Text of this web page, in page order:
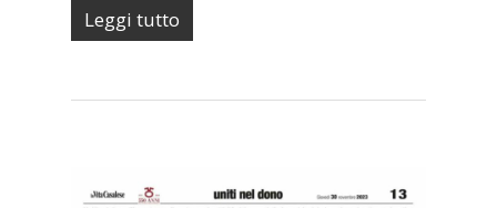
Leggi tutto